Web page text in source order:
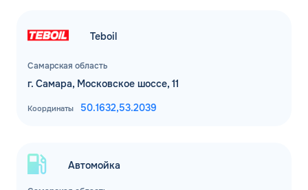
Самарская область
Teboil
г. Самара, Московское шоссе, 11
Координаты 50.1632,53.2039
Автомойка